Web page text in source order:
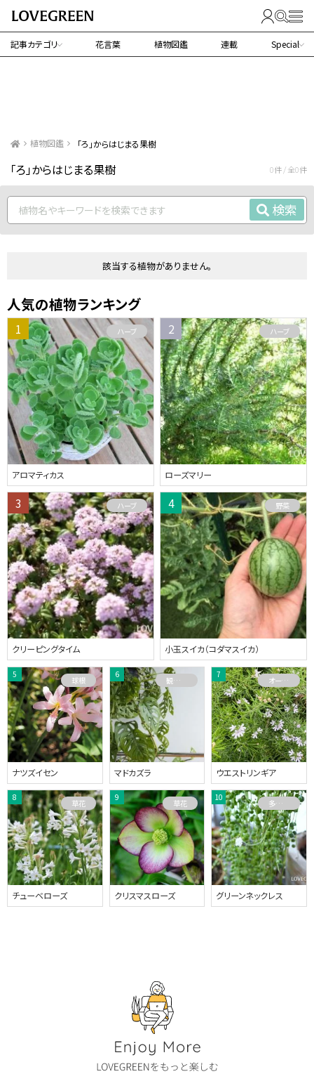
記事カテゴリ 花言葉 植物図鑑 連載 Special
植物図鑑 「ろ」からはじまる果樹
「ろ」からはじまる果樹 0件 / 全0件
検索
該当する植物がありません。
人気の植物ランキング
アロマティカス
ハーブ
ローズマリー
ハーブ
クリーピングタイム
ハーブ
小玉スイカ（コダマスイカ）
野菜
ナツズイセン
球根
マドカズラ
観葉植物
ウエストリンギア
オーストラリアプランツ
チューベローズ
草花
クリスマスローズ
草花
グリーンネックレス
多肉植物